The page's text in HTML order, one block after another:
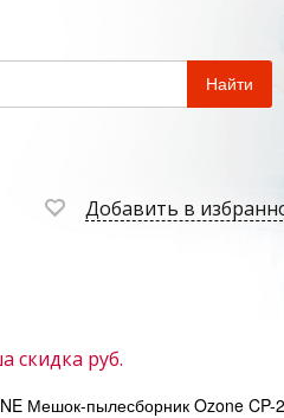
Найти
Добавить в
скидка руб.
Мешок-пылесборник Ozone CP-